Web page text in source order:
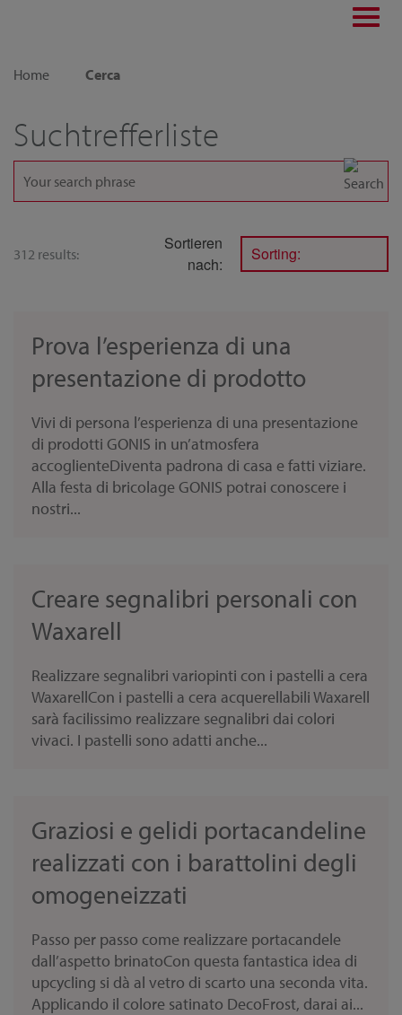
Home
Cerca
Suchtrefferliste
312 results:
Sortieren
nach:
Sorting:
Prova l’esperienza di una
presentazione di prodotto
Vivi di persona l’esperienza di una presentazione
di prodotti GONIS in un’atmosfera
accoglienteDiventa padrona di casa e fatti viziare.
Alla festa di bricolage GONIS potrai conoscere i
nostri...
Creare segnalibri personali con
Waxarell
Realizzare segnalibri variopinti con i pastelli a cera
WaxarellCon i pastelli a cera acquerellabili Waxarell
sarà facilissimo realizzare segnalibri dai colori
vivaci. I pastelli sono adatti anche...
Graziosi e gelidi portacandeline
realizzati con i barattolini degli
omogeneizzati
Passo per passo come realizzare portacandele
dall’aspetto brinatoCon questa fantastica idea di
upcycling si dà al vetro di scarto una seconda vita.
Applicando il colore satinato DecoFrost, darai ai...